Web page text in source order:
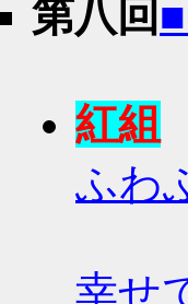
第八回 ■
紅組
ふわ
幸せ